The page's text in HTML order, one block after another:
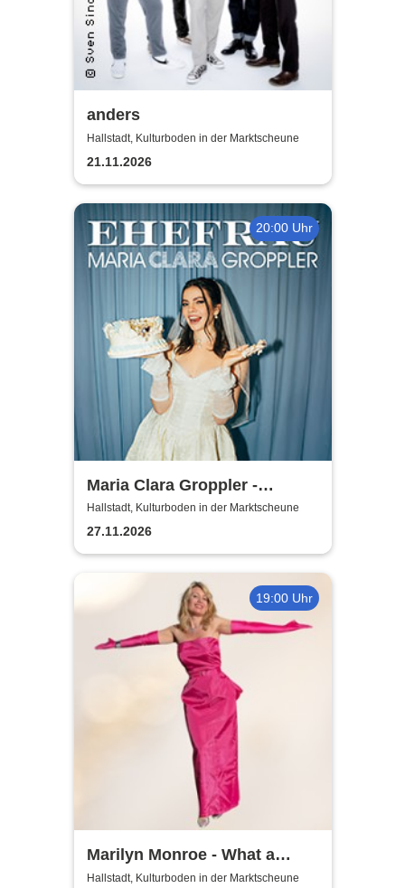
anders
Hallstadt, Kulturboden in der Marktscheune
21.11.2026
20:00 Uhr
Maria Clara Groppler -
Ehefrau | 2026
Hallstadt, Kulturboden in der Marktscheune
27.11.2026
19:00 Uhr
Marilyn Monroe - What a
Beautiful Dream | Fränkischer
Hallstadt, Kulturboden in der Marktscheune